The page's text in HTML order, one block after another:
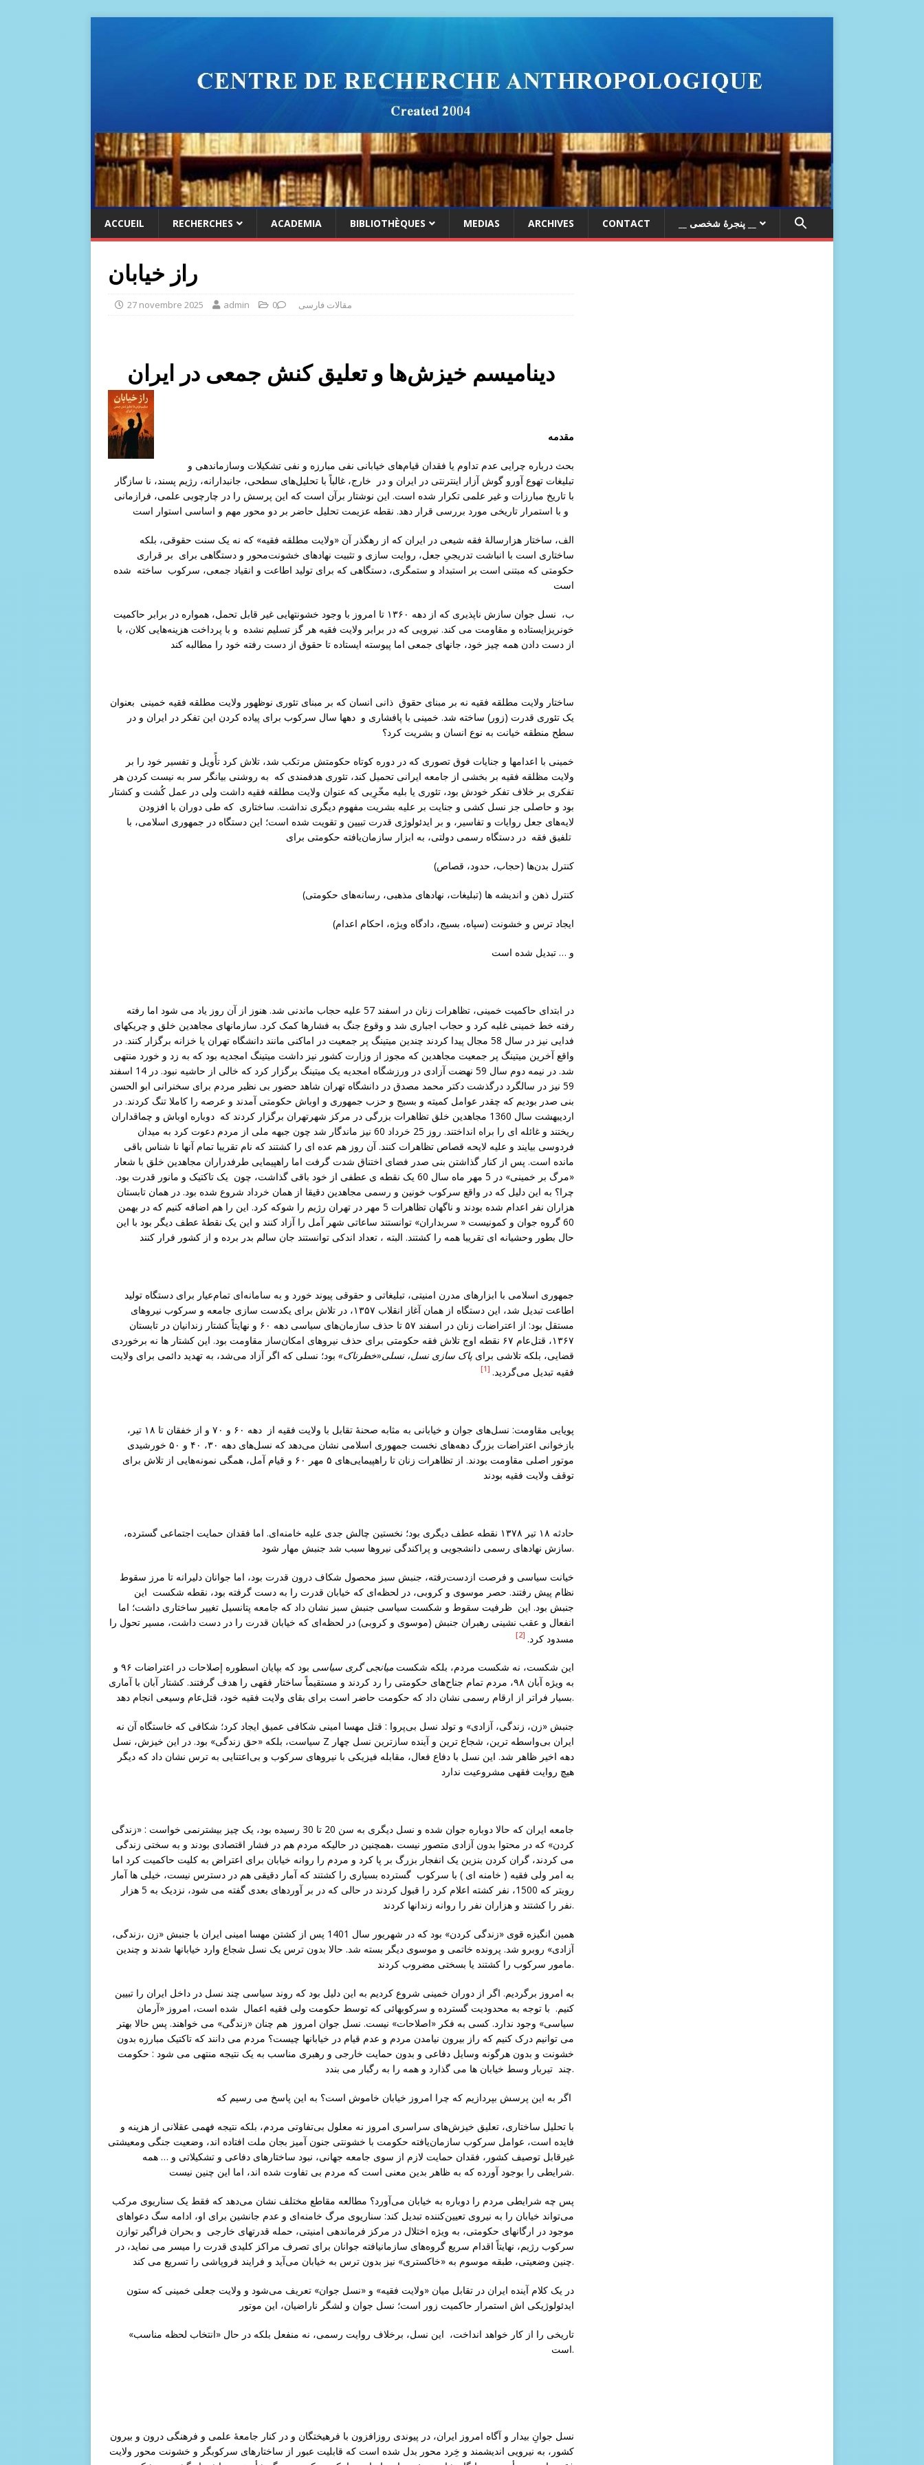
ACCUEIL RECHERCHES ACADEMIA BIBLIOTHÈQUES MEDIAS ARCHIVES CONTACT
راز خیابان
27 novembre 2025 admin مقالات فارسی 0
دینامیسم خیزش‌ها و تعلیق کنش جمعی در ایران
مقدمه
بحث درباره چرایی عدم تداوم یا فقدان قیام‌های خیابانی نفی مبارزه و نفی تشکیلات وسازماندهی و
تبلیغات تهوع آورو گوش آزار اینترنتی در ایران و در خارج، غالباً با تحلیل‌های سطحی، جانبدارانه، رژیم پسند، نا سازگار
با تاریخ مبارزات و غیر علمی تکرار شده است. این نوشتار برآن است که این پرسش را در چارچوبی علمی، فرازمانی
الف، ساختار هزارسالهٔ فقه شیعی در ایران که از رهگذر آن «ولایت مطلقه فقیه» که نه یک سنت حقوقی، بلکه
ساختاری است با انباشت تدریجیِ جعل، روایت ‌سازی و تثبیت نهادهای خشونت‌محور و دستگاهی برای بر قراری
حکومتی که مبتنی است بر استبداد و ستمگری، دستگاهی که برای تولید اطاعت و انقیاد جمعی، سرکوب ساخته شده
است
ب، نسل‌ جوان سازش ناپذیری که از دهه ۱۳۶۰ تا امروز با وجود خشونتهایی غیر قابل تحمل، همواره در برابر حاکمیت
خونریزایستاده و مقاومت می کند. نیرویی که در برابر ولایت فقیه هر گز تسلیم نشده و با پرداخت هزینه‌هایی کلان، با
از دست دادن همه چیز خود، جانهای جمعی اما پیوسته ایستاده تا حقوق از دست رفته خود را مطالبه کند
ساختار ولایت مطلقه فقیه نه بر مبنای حقوق ذانی انسان که بر مبنای تئوری نوظهور ولایت مطلقه فقیه خمینی بعنوان
یک تئوری قدرت (زور) ساخته شد. خمینی با پافشاری و دهها سال سرکوب برای پیاده کردن این تفکر در ایران و در
سطح منطقه خیانت به نوع انسان و بشریت کرد؟
خمینی با اعدامها و جنایات فوق تصوری که در دوره کوتاه حکومتش مرتکب شد، تلاش کرد تأًویل و تفسیر خود را بر
ولایت مظلقه فقیه بر بخشی از جامعه ایرانی تحمیل کند، تئوری هدفمندی که به روشنی بیانگر سر به نیست کردن هر
تفکری بر خلاف تفکر خودش بود، تئوری یا بلیه مخّرِبی که عنوان ولایت مطلقه فقیه داشت ولی در عمل کُشت و کشتار
بود و حاصلی جز نسل کشی و جنایت بر علیه بشریت مفهوم دیگری نداشت. ساختاری که طی دوران با افزودن
لایه‌های جعل روایات و تفاسیر، و بر ایدئولوژی قدرت تبیین و تقویت شده است؛ این دستگاه در جمهوری اسلامی، با
کنترل بدن‌ها (حجاب، حدود، قصاص)
کنترل ذهن‌ و اندیشه ها (تبلیغات، نهادهای مذهبی، رسانه‌های حکومتی)
ایجاد ترس و خشونت (سپاه، بسیج، دادگاه ویژه، احکام اعدام)
و … تبدیل شده است
در ابتدای حاکمیت خمینی، تظاهرات زنان در اسفند 57 علیه حجاب ماندنی شد. هنوز از آن روز یاد می شود اما رفته
رفته خط خمینی غلبه کرد و حجاب اجباری شد و وقوع جنگ به فشارها کمک کرد. سازمانهای مجاهدین خلق و چریکهای
فدایی نیز در سال 58 مجال پیدا کردند چندین میتینگ پر جمعیت در اماکنی مانند دانشگاه تهران یا خزانه برگزار کنند. در
واقع آخرین میتینگ پر جمعیت مجاهدین که مجوز از وزارت کشور نیز داشت میتینگ امجدیه بود که به زد و خورد منتهی
شد. در نیمه دوم سال 59 نهضت آزادی در ورزشگاه امجدیه یک میتینگ برگزار کرد که خالی از حاشیه نبود. در 14 اسفند
59 نیز در سالگرد درگذشت دکتر محمد مصدق در دانشگاه تهران شاهد حضور بی نظیر مردم برای سخنرانی ابو الحسن
بنی صدر بودیم که چقدر عوامل کمیته و بسیج و حزب جمهوری و اوباش حکومتی آمدند و عرصه را کاملا تنگ کردند. در
اردیبهشت سال 1360 مجاهدین خلق تظاهرات بزرگی در مرکز شهرتهران برگزار کردند که دوباره اوباش و چماقداران
ریختند و غائله ای را براه انداختند. روز 25 خرداد 60 نیز ماندگار شد چون جبهه ملی از مردم دعوت کرد به میدان
فردوسی بیایند و علیه لایحه قصاص تظاهرات کنند. آن روز هم عده ای را کشتند که نام تقریبا تمام آنها نا شناس باقی
مانده است. پس از کنار گذاشتن بنی صدر فضای اختناق شدت گرفت اما راهپیمایی طرفدراران مجاهدین خلق با شعار
«مرگ بر خمینی» در 5 مهر ماه سال 60 یک نقطه ی عطفی از خود باقی گذاشت، چون یک تاکتیک و مانور قدرت بود.
چرا؟ به این دلیل که در واقع سرکوب خونین و رسمی مجاهدین دقیقا از همان خرداد شروع شده بود. در همان تابستان
هزاران نفر اعدام شده بودند و ناگهان تظاهرات 5 مهر در تهران رژیم را شوکه کرد. این را هم اضافه کنیم که در بهمن
60 گروه جوان و کمونیست « سربداران» توانستند ساعاتی شهر آمل را آزاد کنند و این یک نقطۀ عطف دیگر بود با این
حال بطور وحشیانه ای تقریبا همه را کشتند. البته ، تعداد اندکی توانستند جان سالم بدر برده و از کشور فرار کنند
جمهوری اسلامی با ابزارهای مدرن امنیتی، تبلیغاتی و حقوقی پیوند خورد و به سامانه‌ای تمام‌عیار برای دستگاه تولید
اطاعت تبدیل شد، این دستگاه از همان آغاز انقلاب ۱۳۵۷، در تلاش برای یکدست‌ سازی جامعه و سرکوب نیروهای
مستقل بود: از اعتراضات زنان در اسفند ۵۷ تا حذف سازمان‌های سیاسی دهه ۶۰ و نهایتاً کشتار زندانیان در تابستان
۱۳۶۷، قتل‌عام ۶۷ نقطه اوج تلاش فقه حکومتی برای حذف نیروهای امکان‌ساز مقاومت بود. این کشتار ها نه برخوردی
قضایی، بلکه تلاشی برای پاک ‌سازی نسل، نسلی«خطرناک»بود؛ نسلی که اگر آزاد می‌شد، به تهدید دائمی برای ولایت
فقیه تبدیل می‌گردید. [1]
بازخوانی اعتراضات بزرگ دهه‌های نخست جمهوری اسلامی نشان می‌دهد که نسل‌های دهه ۳۰، ۴۰ و ۵۰ خورشیدی
موتور اصلی مقاومت بودند. از تظاهرات زنان تا راهپیمایی‌های ۵ مهر ۶۰ و قیام آمل، همگی نمونه‌هایی از تلاش برای
توقف ولایت فقیه بودند
حادثه ۱۸ تیر ۱۳۷۸ نقطه عطف دیگری بود؛ نخستین چالش جدی علیه خامنه‌ای. اما فقدان حمایت اجتماعی گسترده،
سازش نهادهای رسمی دانشجویی و پراکندگی نیروها سبب شد جنبش مهار شود.
خیانت سیاسی و فرصت ازدست‌رفته، جنبش سبز محصول شکاف درون ‌قدرت بود، اما جوانان دلیرانه تا مرز سقوط
نظام پیش رفتند. حصر موسوی و کروبی، در لحظه‌ای که خیابان قدرت را به دست گرفته بود، نقطه شکست این
جنبش بود. این ظرفیت سقوط و شکست سیاسی جنبش سبز نشان داد که جامعه پتانسیل تغییر ساختاری داشت؛ اما
انفعال و عقب ‌نشینی رهبران جنبش (موسوی و کروبی) در لحظه‌ای که خیابان قدرت را در دست داشت، مسیر تحول را
مسدود کرد. [2]
این شکست، نه شکست مردم، بلکه شکست میانجی ‌گری سیاسی
بود که بپایان اسطوره إصلاحات در اعتراضات ۹۶ و
به ‌ویژه آبان ۹۸، مردم تمام جناح‌های حکومتی را رد کردند و مستقیماً ساختار فقهی را هدف گرفتند. کشتار آبان با آماری
بسیار فراتر از ارقام رسمی نشان داد که حکومت حاضر است برای بقای ولایت فقیه خود، قتل‌عام وسیعی انجام دهد.
جنبش «زن، زندگی، آزادی» و تولد نسل بی‌پروا : قتل مهسا امینی شکافی عمیق ایجاد کرد؛ شکافی که خاستگاه آن نه
سیاست، بلکه «حق زندگی» بود. در این خیزش، نسل Z ایران بی‌واسطه ‌ترین، شجاع‌ ترین و آینده ‌سازترین نسل چهار
دهه اخیر ظاهر شد. این نسل با دفاع فعال، مقابله فیزیکی با نیروهای سرکوب و بی‌اعتنایی به ترس نشان داد که دیگر
هیچ روایت فقهی مشروعیت ندارد
جامعه ایران که حالا دوباره جوان شده و نسل دیگری به سن 20 تا 30 رسیده بود، یک چیز بیشترنمی خواست : «زندگی
کردن» که در محتوا بدون آزادی متصور نیست ،همچنین در حالیکه مردم هم در فشار اقتصادی بودند و به سختی زندگی
می کردند، گران کردن بنزین یک انفجار بزرگ بر پا کرد و مردم را روانه خیابان برای اعتراض به کلیت حاکمیت کرد اما
به امر ولی فقیه ( خامنه ای ) با سرکوب گسترده بسیاری را کشتند که آمار دقیقی هم در دسترس نیست، خیلی ها آمار
رویتر که 1500، نفر کشته اعلام کرد را قبول کردند در حالی که در بر آوردهای بعدی گفته می شود، نزدیک به 5 هزار
نفر را کشتند و هزاران نفر را روانه زندانها کردند.
همین انگیزه قوی «زندگی کردن» بود که در شهریور سال 1401 پس از کشتن مهسا امینی ایران با جنبش «زن ،زندگی،
آزادی» روبرو شد. پرونده خاتمی و موسوی دیگر بسته شد. حالا بدون ترس یک نسل شجاع وارد خیابانها شدند و چندین
مامور سرکوب را کشتند یا بسختی مضروب کردند.
به امروز برگردیم. اگر از دوران خمینی شروع کردیم به این دلیل بود که روند سیاسی چند نسل در داخل ایران را تبیین
کنیم. با توجه به محدودیت گسترده و سرکوبهائی که توسط حکومت ولی فقیه اعمال شده است، امروز «آرمان
سیاسی» وجود ندارد. کسی به فکر «اصلاحات» نیست. نسل جوان امروز هم چنان «زندگی» می خواهند. پس حالا بهتر
می توانیم درک کنیم که راز بیرون نیامدن مردم و عدم قیام در خیابانها چیست؟ مردم می دانند که تاکتیک مبارزه بدون
خشونت و بدون هرگونه وسایل دفاعی و بدون حمایت خارجی و رهبری مناسب به یک نتیجه منتهی می شود : حکومت
چند تیربار وسط خیابان ها می گذارد و همه را به رگبار می بندد.
با تحلیل ساختاری، تعلیق خیزش‌های سراسری امروز نه معلول بی‌تفاوتی مردم، بلکه نتیجه فهمی عقلانی از هزینه و
فایده است، عوامل سرکوب سازمان‌یافته حکومت با خشونتی جنون آمیز بجان ملت افتاده اند، وضعیت جنگی ومعیشتی
غیرقابل توصیف کشور، فقدان حمایت لازم از سوی جامعه جهانی، نبود ساختارهای دفاعی و تشکیلاتی و … همه
شرایطی را بوجود آورده که به ظاهر بدین معنی است که مردم بی تفاوت شده اند، اما این چنین نیست.
پس چه شرایطی مردم را دوباره به خیابان می‌آورد؟ مطالعه مقاطع مختلف نشان می‌دهد که فقط یک سناریوی مرکب
می‌تواند خیابان را به نیروی تعیین‌کننده تبدیل کند: سناریوی مرگ خامنه‌ای و عدم جانشین برای او، ادامه سگ دعواهای
موجود در ارگانهای حکومتی، به ویژه اختلال در مرکز فرماندهی امنیتی، حمله قدرتهای خارجی و بحران فراگیر توازن
سرکوب رژیم، نهایتاً اقدام سریع گروه‌های سازمانیافته جوانان برای تصرف مراکز کلیدی قدرت را میسر می نماید، در
چنین وضعیتی، طبقه موسوم به «خاکستری» نیز بدون ترس به خیابان می‌آید و فرایند فروپاشی را تسریع می کند.
در یک کلام آینده ایران در تقابل میان «ولایت فقیه» و «نسل جوان» تعریف می‌شود و ولایت جعلی خمینی که ستون
ایدئولوژیکی اش استمرار حاکمیت زور است؛ نسل جوان و لشگر ناراضیان، این موتور
تاریخی را از کار خواهد انداخت، این نسل، برخلاف روایت رسمی، نه منفعل بلکه در حال «انتخاب لحظه مناسب»
است.
نسل جوانِ بیدار و آگاه امروز ایران، در پیوندی روزافزون با فرهیختگان و در کنار جامعهٔ علمی و فرهنگی درون و بیرون
کشور، به نیرویی اندیشمند و خِرد ‌محور بدل شده است که قابلیت عبور از ساختارهای سرکوبگر و خشونت محور ولایت